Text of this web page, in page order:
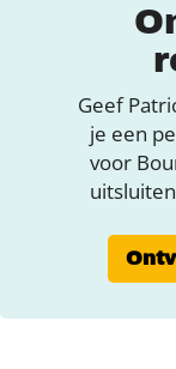
Geef
je een
voor